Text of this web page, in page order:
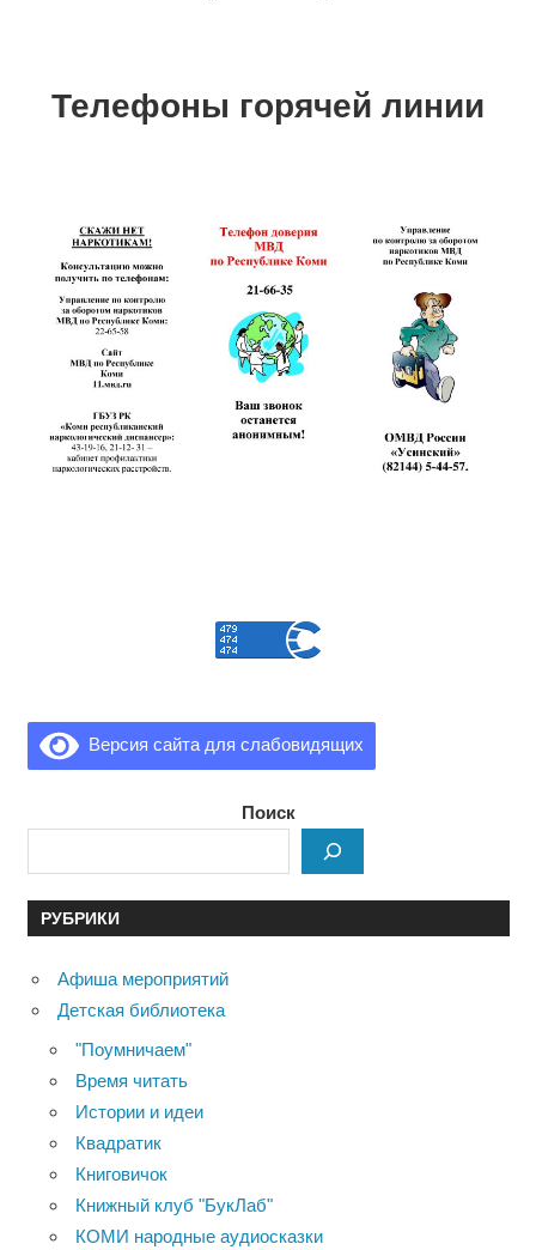
Телефоны горячей линии
Версия сайта для слабовидящих
Поиск
РУБРИКИ
Афиша мероприятий
Детская библиотека
"Поумничаем"
Время читать
Истории и идеи
Квадратик
Книговичок
Книжный клуб "БукЛаб"
КОМИ народные аудиосказки